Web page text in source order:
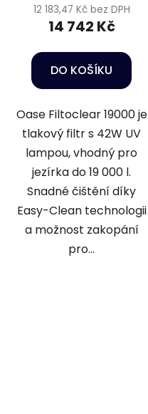
12 183,47 Kč bez DPH
14 742 Kč
DO KOŠÍKU
Oase Filtoclear 19000 je
tlakový filtr s 42W UV
lampou, vhodný pro
jezírka do 19 000 l.
Snadné čištění díky
Easy-Clean technologii
a možnost zakopání
pro...